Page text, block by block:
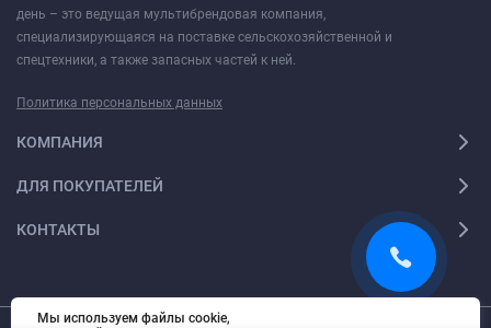
день – это ведущая мультибрендовая компания,
специализирующаяся на поставке сельскохозяйственной и
спецтехники, а также запасных частей к ней.
Политика персональных данных
КОМПАНИЯ
ДЛЯ ПОКУПАТЕЛЕЙ
КОНТАКТЫ
Мы используем файлы cookie,